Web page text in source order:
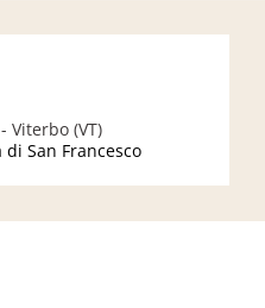
Viterbo (VT)
di San Francesco